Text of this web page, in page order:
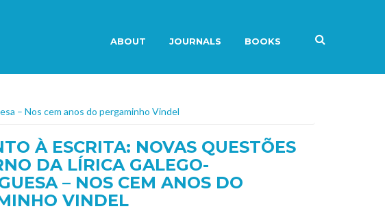
ABOUT JOURNALS BOOKS
– Nos cem anos do pergaminho Vindel
À ESCRITA: NOVAS QUESTÕES
DA LÍRICA GALEGO-
– NOS CEM ANOS DO
VINDEL